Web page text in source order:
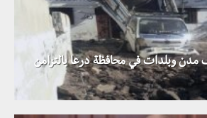
وبلدات في محافظة درعا بالتزامن